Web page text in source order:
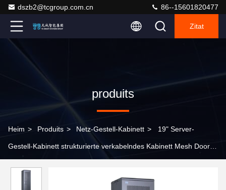
dszb2@tcgroup.com.cn 86--15601820477
Zitat
produits
Heim > Produits > Netz-Gestell-Kabinett > 19" Server-
Gestell-Kabinett strukturierte verkabelndes Kabinett Mesh Door